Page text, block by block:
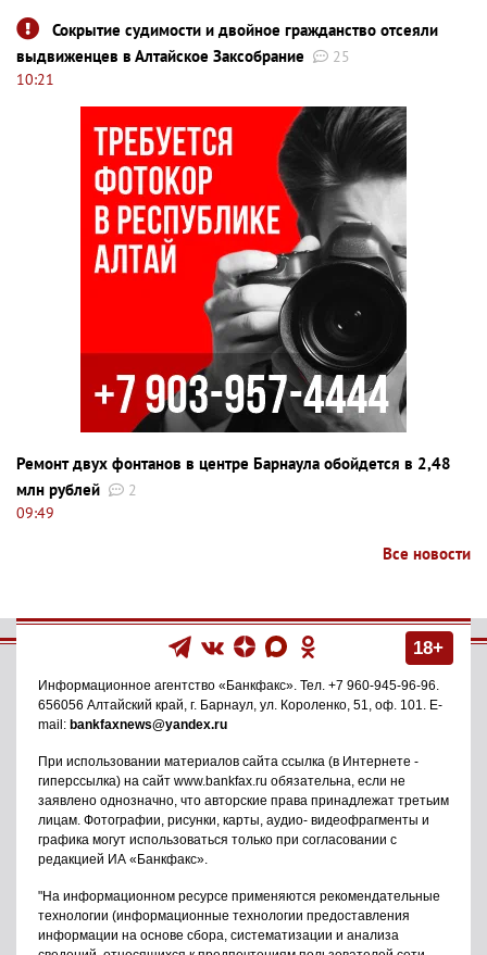
Сокрытие судимости и двойное гражданство отсеяли
выдвиженцев в Алтайское Заксобрание
25
10:21
Ремонт двух фонтанов в центре Барнаула обойдется в 2,48
млн рублей
2
09:49
Все новости
18+
Информационное агентство «Банкфакс» . Тел. +7 960-945-96-96
656056 Алтайский край, г. Барнаул ул. Короленко, 51, оф. 101
. E-
mail: bankfaxnews@yandex.ru
При использовании материалов сайта ссылка (в Интернете -
гиперссылка) на сайт www.bankfax.ru обязательна, если не
заявлено однозначно, что авторские права принадлежат третьим
лицам. Фотографии, рисунки, карты, аудио- видеофрагменты и
графика могут использоваться только при согласовании с
редакцией ИА «Банкфакс».
"На информационном ресурсе применяются рекомендательные
технологии (информационные технологии предоставления
информации на основе сбора, систематизации и анализа